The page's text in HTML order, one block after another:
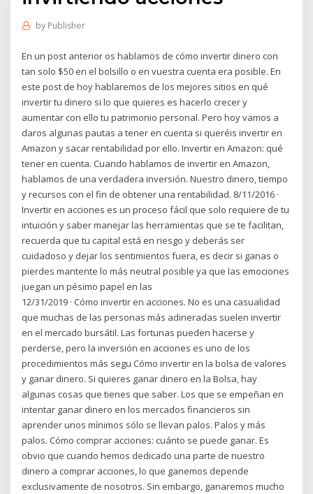
by Publisher
En un post anterior os hablamos de cómo invertir dinero con
tan solo $50 en el bolsillo o en vuestra cuenta era posible. En
este post de hoy hablaremos de los mejores sitios en qué
invertir tu dinero si lo que quieres es hacerlo crecer y
aumentar con ello tu patrimonio personal. Pero hoy vamos a
daros algunas pautas a tener en cuenta si queréis invertir en
Amazon y sacar rentabilidad por ello. Invertir en Amazon: qué
tener en cuenta. Cuando hablamos de invertir en Amazon,
hablamos de una verdadera inversión. Nuestro dinero, tiempo
y recursos con el fin de obtener una rentabilidad. 8/11/2016 ·
Invertir en acciones es un proceso fácil que solo requiere de tu
intuición y saber manejar las herramientas que se te facilitan,
recuerda que tu capital está en riesgo y deberás ser
cuidadoso y dejar los sentimientos fuera, es decir si ganas o
pierdes mantente lo más neutral posible ya que las emociones
juegan un pésimo papel en las
12/31/2019 · Cómo invertir en acciones. No es una casualidad
que muchas de las personas más adineradas suelen invertir
en el mercado bursátil. Las fortunas pueden hacerse y
perderse, pero la inversión en acciones es uno de los
procedimientos más segu Cómo invertir en la bolsa de valores
y ganar dinero. Si quieres ganar dinero en la Bolsa, hay
algunas cosas que tienes que saber. Los que se empeñan en
intentar ganar dinero en los mercados financieros sin
aprender unos mínimos sólo se llevan palos. Palos y más
palos. Cómo comprar acciones: cuánto se puede ganar. Es
obvio que cuando hemos dedicado una parte de nuestro
dinero a comprar acciones, lo que ganemos depende
exclusivamente de nosotros. Sin embargo, ganaremos mucho